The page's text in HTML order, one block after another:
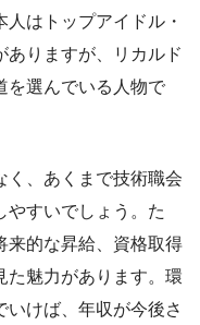
はトップアイドル・
ありますが、リカルド
を選んでいる人物で
く、あくまで技術職会
やすいでしょう。た
来的な昇給、資格取得
た魅力があります。環
けば、年収が今後さ